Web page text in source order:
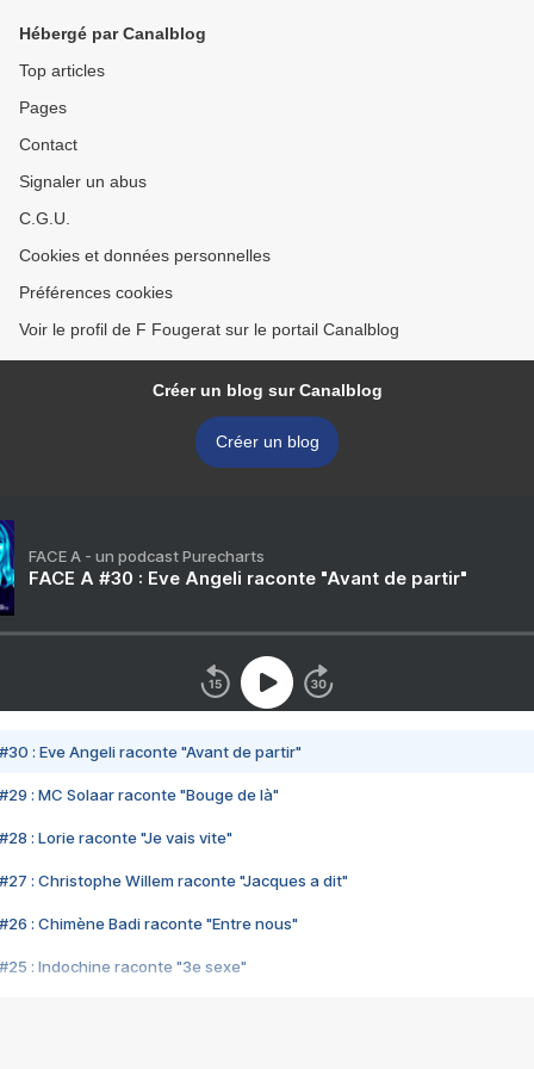
Hébergé par Canalblog
Top articles
Pages
Contact
Signaler un abus
C.G.U.
Cookies et données personnelles
Préférences cookies
Voir le profil de F Fougerat sur le portail Canalblog
Créer un blog sur Canalblog
Créer un blog
FACE A - un podcast Purecharts
FACE A #30 : Eve Angeli raconte "Avant de partir"
#30 : Eve Angeli raconte "Avant de partir"
#29 : MC Solaar raconte "Bouge de là"
#28 : Lorie raconte "Je vais vite"
#27 : Christophe Willem raconte "Jacques a dit"
#26 : Chimène Badi raconte "Entre nous"
#25 : Indochine raconte "3e sexe"